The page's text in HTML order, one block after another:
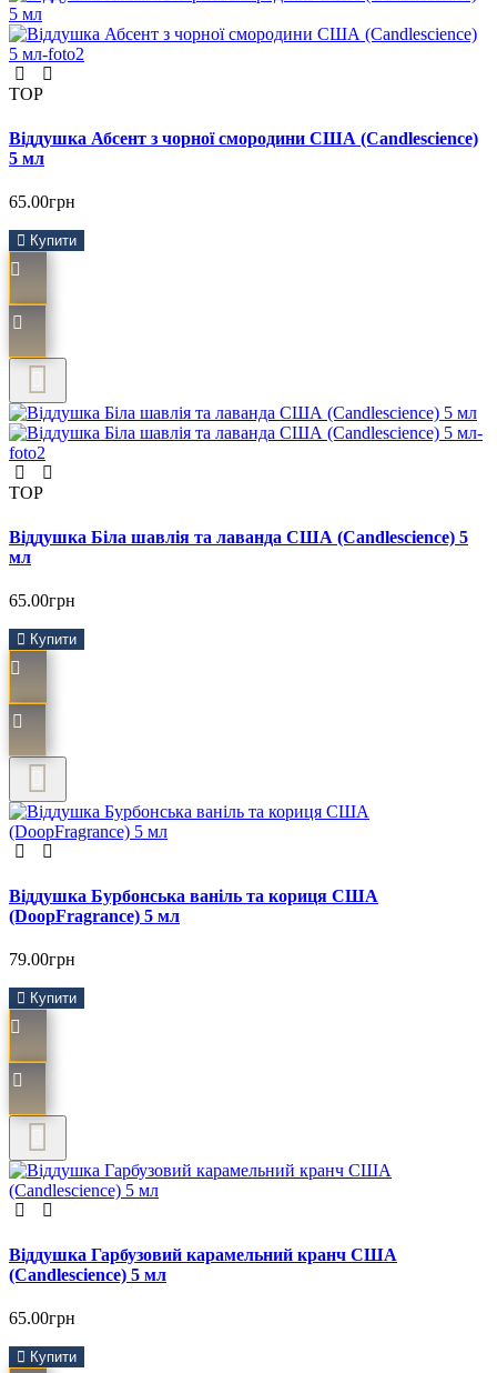
TOP
Віддушка Абсент з чорної смородини США (Сandlescience)
5 мл
65.00грн
Купити
TOP
Віддушка Біла шавлія та лаванда США (Сandlescience) 5
мл
65.00грн
Купити
Віддушка Бурбонська ваніль та кориця США
(DoopFragrance) 5 мл
79.00грн
Купити
Віддушка Гарбузовий карамельний кранч США
(Сandlescience) 5 мл
65.00грн
Купити